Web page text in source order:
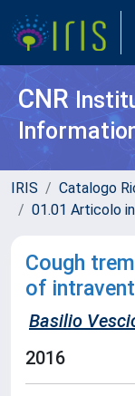
CNR
IRIS Catalogo
01.01 Articolo
Cough
of
Basilio
2016